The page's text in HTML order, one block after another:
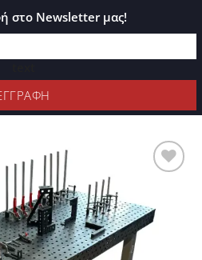
ΚΑΤΆΛΟΓΟΣ PLEXIGLASS
ΦΊΛΤΡΑ
στη Λίστα
Επιθυμιών
στο Newsletter μας!